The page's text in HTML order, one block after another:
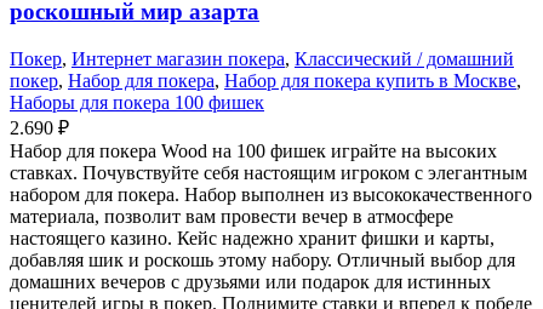
роскошный мир азарта
Покер, Интернет магазин покера, Классический / домашний
покер, Набор для покера, Набор для покера купить в Москве,
Наборы для покера 100 фишек
2.690 ₽
Набор для покера Wood на 100 фишек играйте на высоких
ставках. Почувствуйте себя настоящим игроком с элегантным
набором для покера. Набор выполнен из высококачественного
материала, позволит вам провести вечер в атмосфере
настоящего казино. Кейс надежно хранит фишки и карты,
добавляя шик и роскошь этому набору. Отличный выбор для
домашних вечеров с друзьями или подарок для истинных
ценителей игры в покер. Поднимите ставки и вперед к победе